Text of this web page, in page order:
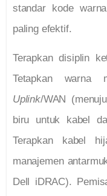
standar kode
paling efektif.
Terapkan disiplin
Tetapkan warna
Uplink/WAN
biru untuk kabel
Terapkan kabel
manajemen
Dell iDRAC).